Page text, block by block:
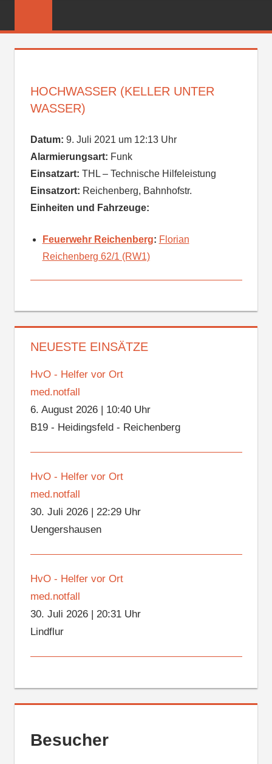
FEUERWEHR
HOCHWASSER (KELLER UNTER
WASSER)
Datum: 9. Juli 2021 um 12:13 Uhr
Alarmierungsart: Funk
Einsatzart: THL – Technische Hilfeleistung
Einsatzort: Reichenberg, Bahnhofstr.
Einheiten und Fahrzeuge:
Feuerwehr Reichenberg: Florian
Reichenberg 62/1 (RW1)
NEUESTE EINSÄTZE
HvO - Helfer vor Ort
med.notfall
6. August 2026| 10:40 Uhr
B19 - Heidingsfeld - Reichenberg
HvO - Helfer vor Ort
med.notfall
30. Juli 2026| 22:29 Uhr
Uengershausen
HvO - Helfer vor Ort
med.notfall
30. Juli 2026| 20:31 Uhr
Lindflur
Besucher